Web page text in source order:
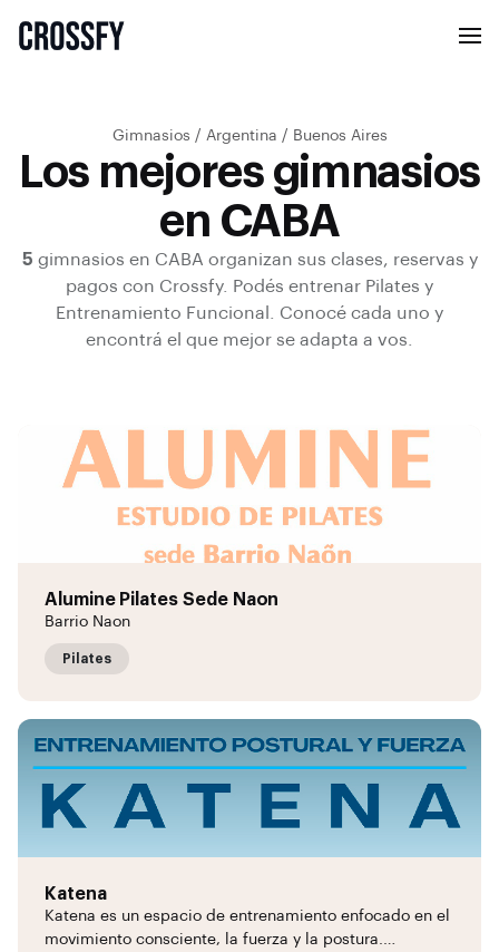
Gimnasios / Argentina / Buenos Aires
Los mejores gimnasios
en CABA
5 gimnasios en CABA organizan sus clases, reservas y
pagos con Crossfy.
Podés entrenar Pilates y
Entrenamiento Funcional
Conocé cada uno y
encontrá el que mejor se adapta a vos.
Alumine Pilates Sede Naon
Barrio Naon
Pilates
Katena
Katena es un espacio de entrenamiento enfocado en el
movimiento consciente, la fuerza y la postura.…